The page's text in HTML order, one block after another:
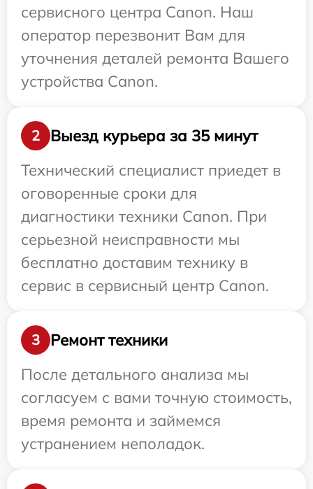
сервисного центра Canon. Наш
оператор перезвонит Вам для
уточнения деталей ремонта Вашего
устройства Canon.
2
Выезд курьера за 35 минут
Технический специалист приедет в
оговоренные сроки для
диагностики техники Canon. При
серьезной неисправности мы
бесплатно доставим технику в
сервис в сервисный центр Canon.
3
Ремонт техники
После детального анализа мы
согласуем с вами точную стоимость,
время ремонта и займемся
устранением неполадок.